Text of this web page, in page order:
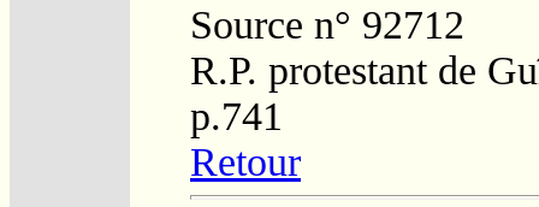
Source n° 92712
R.P. protestant de
p.741
Retour